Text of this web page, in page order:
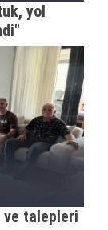
yol
ve talepleri